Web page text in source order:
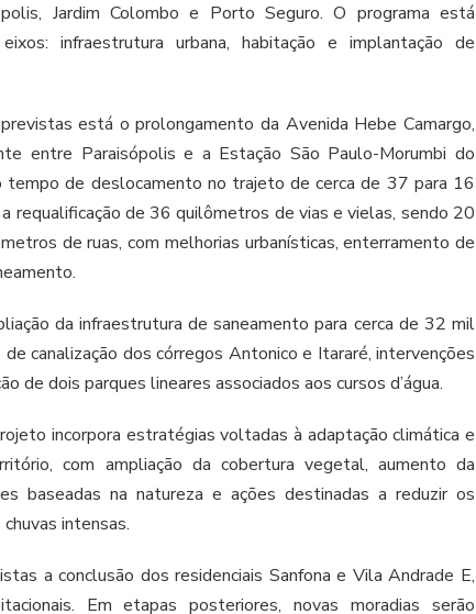
Jardim Colombo e Porto Seguro. O programa está
infraestrutura urbana, habitação e implantação de
está o prolongamento da Avenida Hebe Camargo,
entre Paraisópolis e a Estação São Paulo-Morumbi do
de deslocamento no trajeto de cerca de 37 para 16
requalificação de 36 quilômetros de vias e vielas, sendo 20
de ruas, com melhorias urbanísticas, enterramento de
da infraestrutura de saneamento para cerca de 32 mil
canalização dos córregos Antonico e Itararé, intervenções
de dois parques lineares associados aos cursos d’água.
incorpora estratégias voltadas à adaptação climática e
com ampliação da cobertura vegetal, aumento da
baseadas na natureza e ações destinadas a reduzir os
intensas.
a conclusão dos residenciais Sanfona e Vila Andrade E,
Em etapas posteriores, novas moradias serão